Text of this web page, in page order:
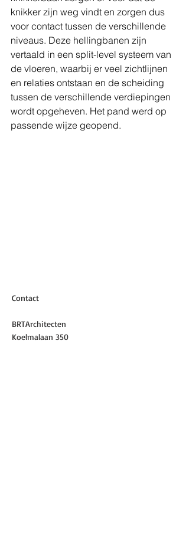
knikker zijn weg vindt en zorgen dus
voor contact tussen de verschillende
niveaus. Deze hellingbanen zijn
vertaald in een split-level systeem van
de vloeren, waarbij er veel zichtlijnen
en relaties ontstaan en de scheiding
tussen de verschillende verdiepingen
wordt opgeheven. Het pand werd op
passende wijze geopend.
Contact
BRTArchitecten
Koelmalaan 350